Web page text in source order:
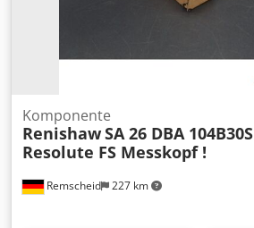
Remscheid 227 km
Komponente
RenishawSA 26 DBA 104B30S
Resolute FS Messkopf !